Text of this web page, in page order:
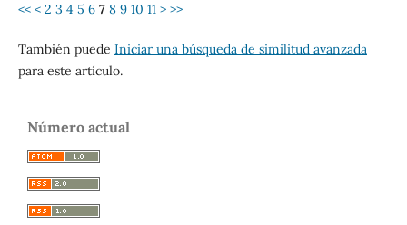
<< < 2 3 4 5 6 7 8 9 10 11 > >>
También puede Iniciar una búsqueda de similitud avanzada
para este artículo.
Número actual